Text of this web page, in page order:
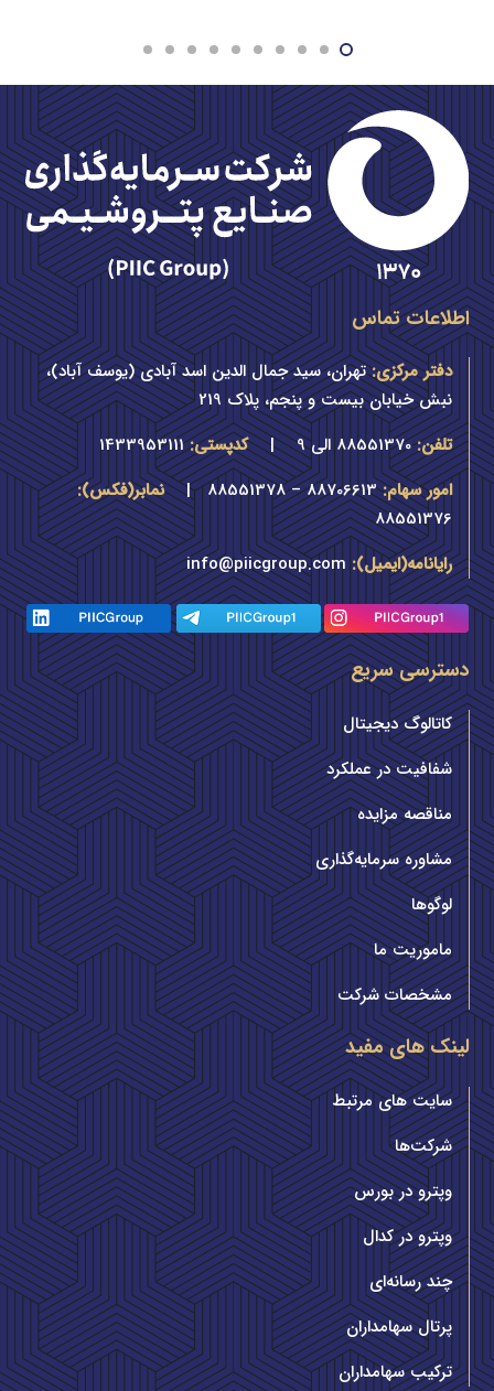
اطلاعات تماس
دفتر مرکزی: تهران، سید جمال الدین اسد آبادی (یوسف آباد)،
نبش خیابان بیست و پنجم، پلاک 219
تلفن: 88551370 الی 9 | کدپستی: 1433953111
امور سهام: 88706613 – 88551378 |
نمابر(فکس):
88551376
رایانامه(ایمیل): info@piicgroup.com
دسترسی سریع
کاتالوگ دیجیتال
شفافیت در عملکرد
مناقصه مزایده
مشاوره سرمایه‌گذاری
لوگوها
ماموریت ما
مشخصات شرکت
لینک های مفید
سایت های مرتبط
شرکت‌ها
وپترو در بورس
وپترو در کدال
چند رسانه‌ای
پرتال سهامداران
ترکیب سهامداران